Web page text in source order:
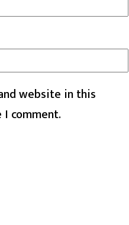
website in this
comment.